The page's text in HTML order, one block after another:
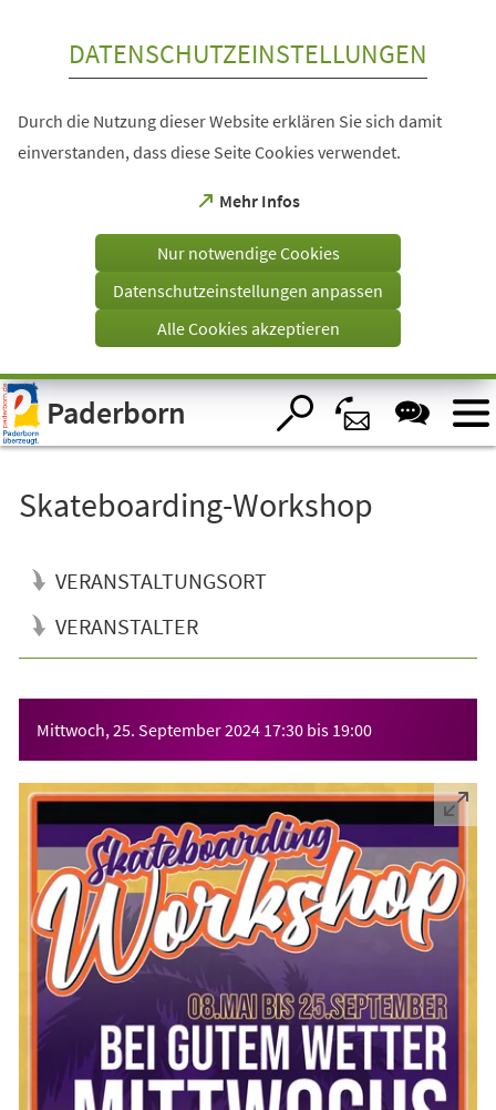
Visuelle
Assistenzsoftware
öffnen.
DATENSCHUTZEINSTELLUNGEN
Durch die Nutzung dieser Website erklären Sie sich damit
einverstanden, dass diese Seite Cookies verwendet.
Mehr Infos
(Öffnet
einem
Tab)
Nur notwendige Cookies
Datenschutzeinstellungen anpassen
Alle Cookies akzeptieren
Paderborn
Skateboarding-Workshop
VERANSTALTUNGSORT
VERANSTALTER
Mittwoch, 25. September 2024 17:30 bis 19:00